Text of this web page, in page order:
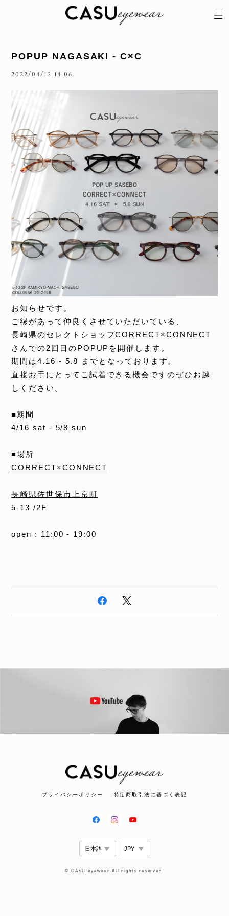
POPUP NAGASAKI - C×C
2022/04/12 14:06
お知らせです。
ご縁があって仲良くさせていただいている、
長崎県のセレクトショップCORRECT×CONNECT
さんでの2 回目の POPUP を開催します。
期間は4.16 - 5.8
までとなっております。
直接お手にとってご試着できる機会ですのぜひお越
しください。
■期間
4/16 sat - 5/8 sun
■場所
CORRECT×CONNECT
長崎県佐世保市上京町
5-13 /2F
open : 11:00 - 19:00
プライバシーポリシー 特定商取引法に基づく表記
© CASU eyewear All rights reserved.